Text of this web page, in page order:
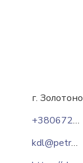
г.
+380672391425
kdl@petrus.ua